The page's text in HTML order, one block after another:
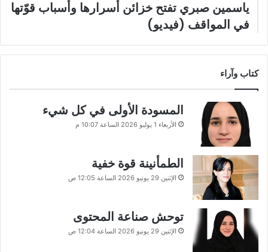
ياسمين صبري تفتح خزائن أسرارها وأسباب قوّتها
في المواقف (فيديو)
كتاب وآراء
المسودة الأولى في كل شيء
الأربعاء 1 يوليو 2026 الساعة 10:07 م
الطمأنينة قوة خفية
الإثنين 29 يونيو 2026 الساعة 12:05 ص
توحش صناعة المحتوى
الإثنين 29 يونيو 2026 الساعة 12:04 ص